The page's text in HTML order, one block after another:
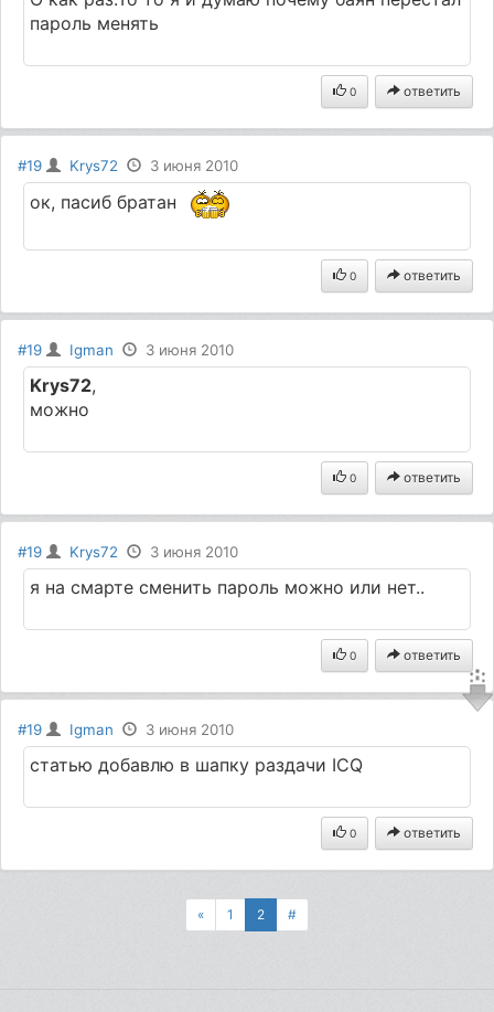
пароль менять
0 ответить
#19 Krys72 3 июня 2010
ок, пасиб братан
0 ответить
#19 Igman 3 июня 2010
Krys72,
можно
0 ответить
#19 Krys72 3 июня 2010
я на смарте сменить пароль можно или нет..
0 ответить
#19 Igman 3 июня 2010
статью добавлю в шапку раздачи ICQ
0 ответить
« 1 2 #